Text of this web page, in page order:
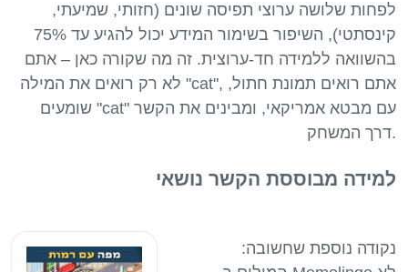
לפחות שלושה ערוצי תפיסה שונים (חזותי, שמיעתי,
קינסתטי), השיפור בשימור המידע יכול להגיע עד 75%
בהשוואה ללמידה חד-ערוצית. זה מה שקורה כאן – אתם
לא רק רואים את המילה "cat", אתם רואים תמונת חתול,
שומעים "cat" עם מבטא אמריקאי, ומבינים את הקשר
למידה מבוססת הקשר נושאי
נקודה נוספת שחשובה: